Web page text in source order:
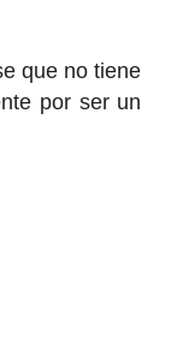
que no tiene
por ser un